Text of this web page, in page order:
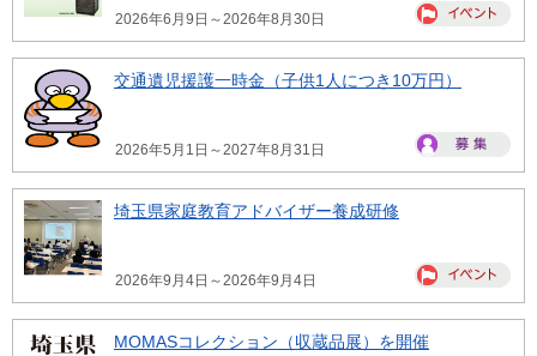
2026年6月9日～2026年8月30日
交通遺児援護一時金（子供1人につき10万円）
2026年5月1日～2027年8月31日
埼玉県家庭教育アドバイザー養成研修
2026年9月4日～2026年9月4日
MOMASコレクション（収蔵品展）を開催